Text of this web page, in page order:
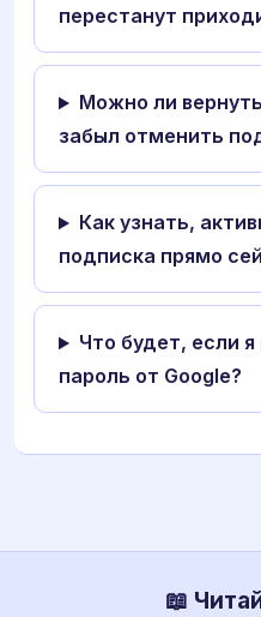
перестанут
Можно ли
забыл отменить
Как узнать,
подписка прямо
Что будет, если
пароль от Google?
📖